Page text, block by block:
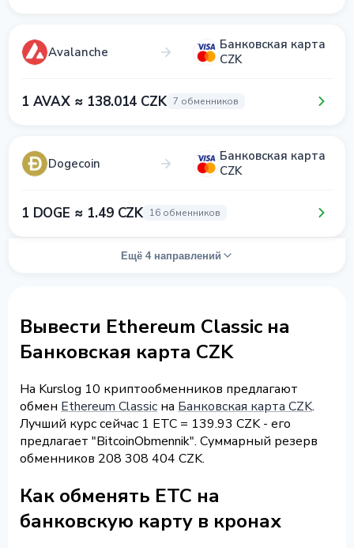
Avalanche
Банковская карта
CZK
1 AVAX ≈ 138.014 CZK 7 обменников
Dogecoin
Банковская карта
CZK
1 DOGE ≈ 1.49 CZK 16 обменников
Ещё 4 направлений
Вывести Ethereum Classic на
Банковская карта CZK
На Kurslog 10 криптообменников предлагают
обмен Ethereum Classic на Банковская карта CZK.
Лучший курс сейчас 1 ETC = 139.93 CZK - его
предлагает "BitcoinObmennik". Суммарный резерв
обменников 208 308 404 CZK.
Как обменять ETC на
банковскую карту в кронах